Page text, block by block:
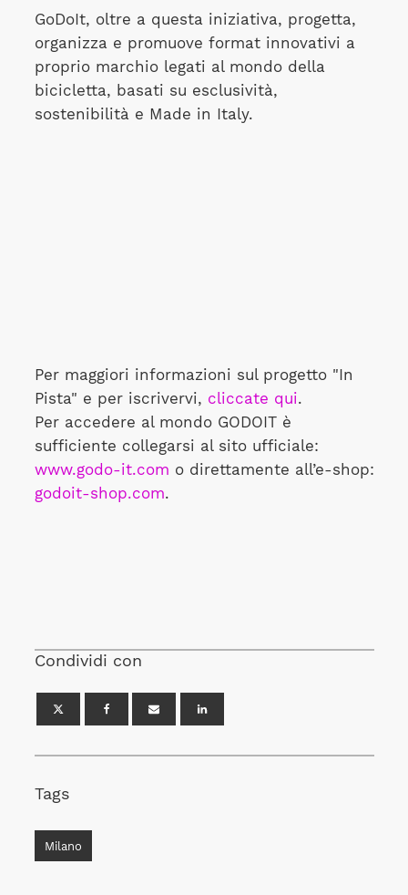
GoDoIt, oltre a questa iniziativa, progetta,
organizza e promuove format innovativi a
proprio marchio legati al mondo della
bicicletta, basati su esclusività,
sostenibilità e Made in Italy.
Per maggiori informazioni sul progetto "In
Pista" e per iscrivervi, cliccate qui.
Per accedere al mondo GODOIT è
sufficiente collegarsi al sito ufficiale:
www.godo-it.com o direttamente all’e-shop:
godoit-shop.com.
Condividi con
Tags
Milano